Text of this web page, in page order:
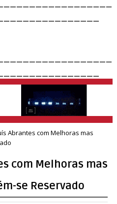
Abrantes com Melhoras mas
com Melhoras mas
se Reservado